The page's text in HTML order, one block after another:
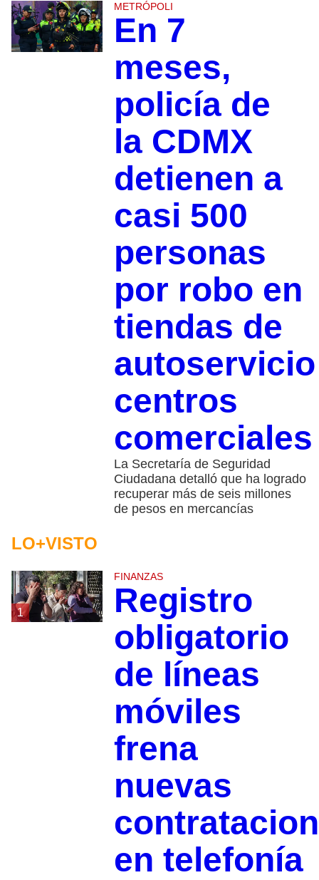
METRÓPOLI
En 7
meses,
policía de
la CDMX
detienen a
casi 500
personas
por robo en
tiendas de
centros
La Secretaría de Seguridad
Ciudadana detalló que ha logrado
recuperar más de seis millones
de pesos en mercancías
LO+VISTO
1
FINANZAS
Registro
obligatorio
de líneas
móviles
frena
nuevas
en telefonía